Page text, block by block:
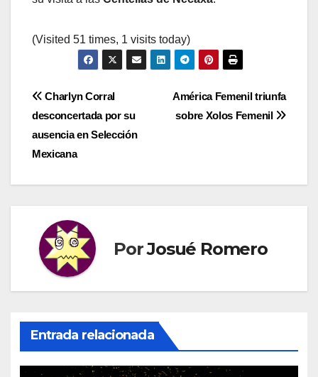
(Visited 51 times, 1 visits today)
Navegación
de
entradas
América Femenil triunfa
sobre Xolos Femenil
Charlyn Corral
desconcertada por su
ausencia en Selección
Mexicana
PorJosué Romero
Entrada relacionada